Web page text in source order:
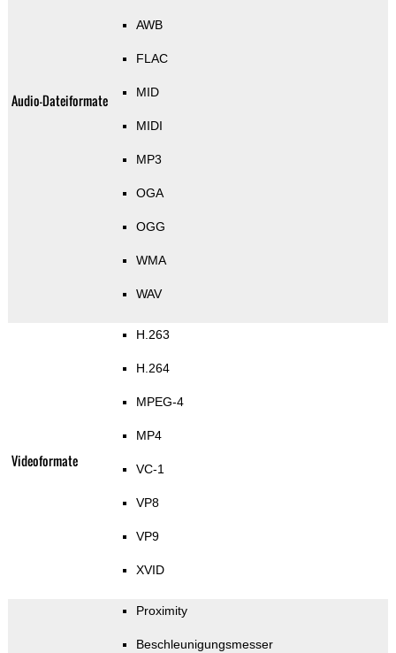
Audio-Dateiformate
AWB
FLAC
MID
MIDI
MP3
OGA
OGG
WMA
WAV
Videoformate
H.263
H.264
MPEG-4
MP4
VC-1
VP8
VP9
XVID
Proximity
Beschleunigungsmesser